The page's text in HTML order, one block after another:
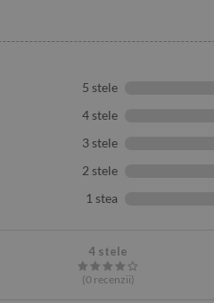
5 stele
4 stele
3 stele
2 stele
1 stea
4 stele
(0recenzii)